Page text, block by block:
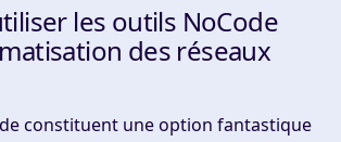
les outils NoCode
des réseaux
constituent une option fantastique